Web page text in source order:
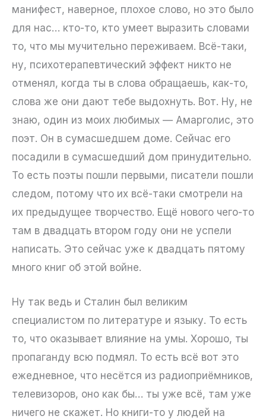
манифест, наверное, плохое слово, но это было
для нас… кто-то, кто умеет выразить словами
то, что мы мучительно переживаем. Всё-таки,
ну, психотерапевтический эффект никто не
отменял, когда ты в слова обращаешь, как-то,
слова же они дают тебе выдохнуть. Вот. Ну, не
знаю, один из моих любимых — Амарголис, это
поэт. Он в сумасшедшем доме. Сейчас его
посадили в сумасшедший дом принудительно.
То есть поэты пошли первыми, писатели пошли
следом, потому что их всё-таки смотрели на
их предыдущее творчество. Ещё нового чего-то
там в двадцать втором году они не успели
написать. Это сейчас уже к двадцать пятому
много книг об этой войне.
Ну так ведь и Сталин был великим
специалистом по литературе и языку. То есть
то, что оказывает влияние на умы. Хорошо, ты
пропаганду всю подмял. То есть всё вот это
ежедневное, что несётся из радиоприёмников,
телевизоров, оно как бы… ты уже всё, там уже
ничего не скажет. Но книги-то у людей на